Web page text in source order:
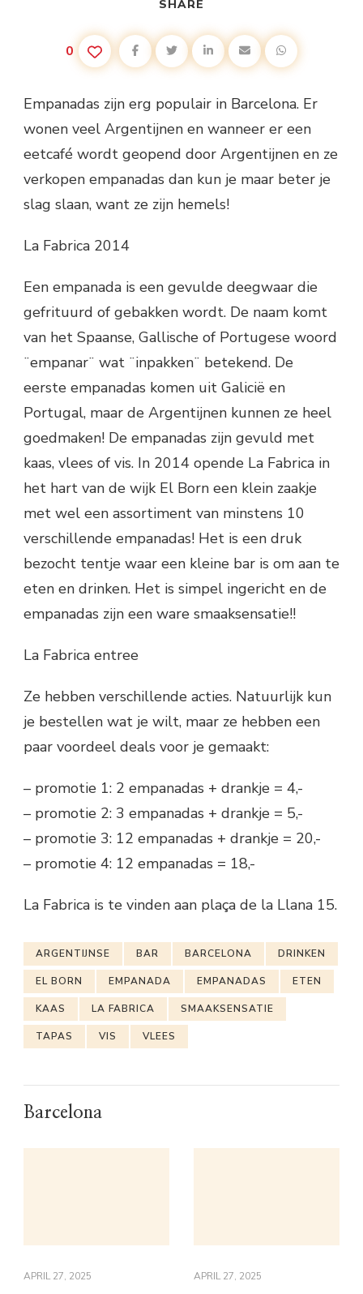
SHARE
0
Empanadas zijn erg populair in Barcelona. Er
wonen veel Argentijnen en wanneer er een
eetcafé wordt geopend door Argentijnen en ze
verkopen empanadas dan kun je maar beter je
slag slaan, want ze zijn hemels!
La Fabrica 2014
Een empanada is een gevulde deegwaar die
gefrituurd of gebakken wordt. De naam komt
van het Spaanse, Gallische of Portugese woord
¨empanar¨ wat ¨inpakken¨ betekend. De
eerste empanadas komen uit Galicië en
Portugal, maar de Argentijnen kunnen ze heel
goedmaken! De empanadas zijn gevuld met
kaas, vlees of vis. In 2014 opende La Fabrica in
het hart van de wijk El Born een klein zaakje
met wel een assortiment van minstens 10
verschillende empanadas! Het is een druk
bezocht tentje waar een kleine bar is om aan te
eten en drinken. Het is simpel ingericht en de
empanadas zijn een ware smaaksensatie!!
La Fabrica entree
Ze hebben verschillende acties. Natuurlijk kun
je bestellen wat je wilt, maar ze hebben een
paar voordeel deals voor je gemaakt:
– promotie 1: 2 empanadas + drankje = 4,-
– promotie 2: 3 empanadas + drankje = 5,-
– promotie 3: 12 empanadas + drankje = 20,-
– promotie 4: 12 empanadas = 18,-
La Fabrica is te vinden aan plaça de la Llana 15.
ARGENTIJNSE BAR BARCELONA DRINKEN
EL BORN EMPANADA EMPANADAS ETEN
KAAS LA FABRICA SMAAKSENSATIE
TAPAS VIS VLEES
Barcelona
APRIL 27, 2025 APRIL 27, 2025